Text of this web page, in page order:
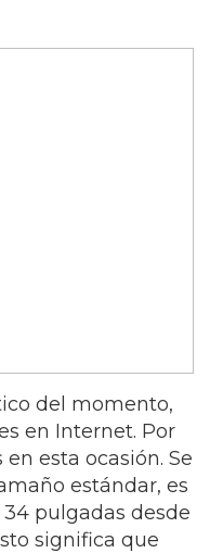
del momento,
en Internet. Por
esta ocasión. Se
estándar, es
pulgadas desde
significa que